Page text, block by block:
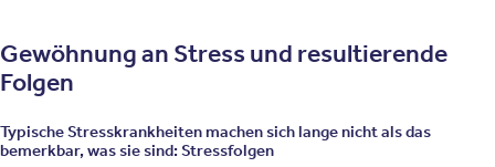
Gewöhnung an Stress und resultierende
Folgen
Typische Stresskrankheiten machen sich lange nicht als das
bemerkbar, was sie sind: Stressfolgen